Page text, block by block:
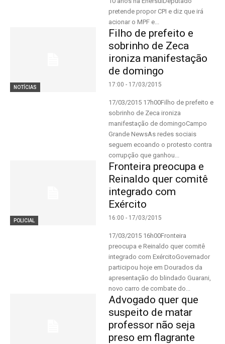
pretende propor CPI e diz que irá
acionar o MPF e...
NOTÍCIAS
Filho de prefeito e
sobrinho de Zeca
ironiza manifestação
de domingo
17:00 - 17/03/2015
17/03/2015 17h00Filho de prefeito e
sobrinho de Zeca ironiza
manifestação de domingoCampo
Grande NewsAs redes sociais
seguem ecoando o protesto contra
corrupção que ganhou...
POLICIAL
Fronteira preocupa e
Reinaldo quer comitê
integrado com
Exército
16:00 - 17/03/2015
17/03/2015 16h00Fronteira
preocupa e Reinaldo quer comitê
integrado com ExércitoGovernador
participou hoje em Dourados da
apresentação do blindado Guarani,
novo carro de combate do...
Advogado quer que
suspeito de matar
professor não seja
preso em flagrante